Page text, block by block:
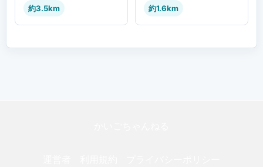
約3.5km 約1.6km